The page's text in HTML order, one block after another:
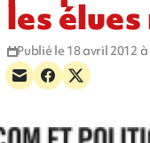
les
Publié le 18 avril 2012 à